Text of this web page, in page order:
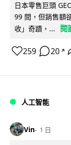
日本零售巨頭
99 間，但銷售額
收」奇蹟，...
閱
259 20 ↗
人工智能
Vin 1 日